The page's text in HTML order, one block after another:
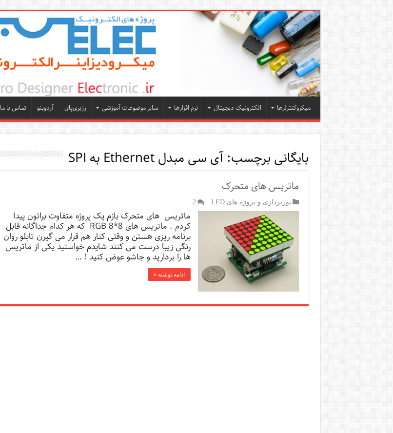
میکروکنترلرها الکترونیک دیجیتال نرم افزارها سایر موضوعات آموزشی رزبری‌پای آردوینو تماس با ما
بایگانی برچسب:آی سی مبدل Ethernet به SPI
ماتریس های متحرک
نورپردازی و پروژه های LED 2
ماتریس های متحرک بازم یک پروژه متفاوت براتون پیدا
کردم . ماتریس های RGB 8*8 که هر کدام جداگانه قابل
برنامه ریزی هستن و وقتی کنار هم قرار می گیرن تابلو روان
رنگی زیبا درست می کنند شایدم خواستید یکی از ماتریس
ها را بردارید و جاشو عوض کنید ! …
ادامه نوشته »